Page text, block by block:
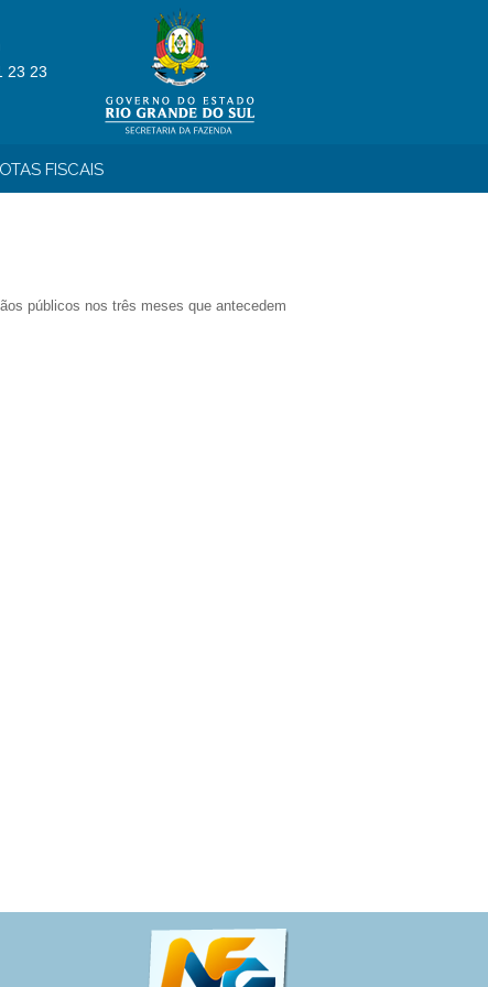
23 23
FISCAIS
públicos nos três meses que antecedem